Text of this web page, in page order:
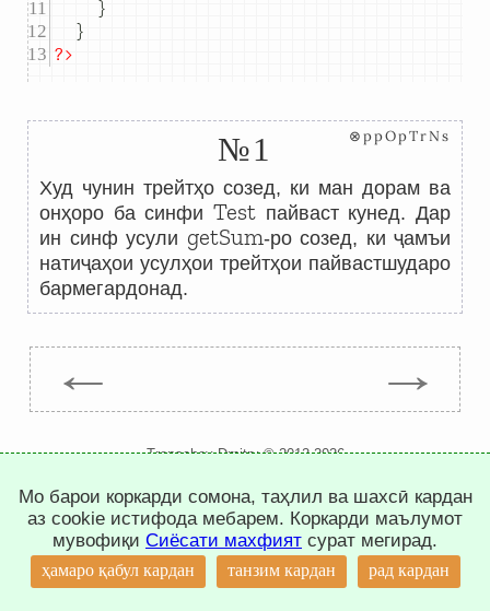
}
}
?>
№1 ⊗ppOpTrNs
Худ чунин трейтҳо созед, ки ман дорам ва
онҳоро ба синфи Test пайваст кунед. Дар
ин синф усули getSum-ро созед, ки ҷамъи
натиҷаҳои усулҳои трейтҳои пайвастшударо
бармегардонад.
← →
Trepachev Dmitry © 2012-2026
сиёсати махфият танзими кукиҳо
Мо барои коркарди сомона, таҳлил ва шахсӣ кардан
аз cookie истифода мебарем. Коркарди маълумот
мувофиқи Сиёсати махфият сурат мегирад.
ҳамаро қабул кардан танзим кардан рад кардан